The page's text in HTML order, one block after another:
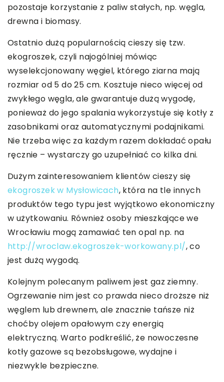
pozostaje korzystanie z paliw stałych, np. węgla,
drewna i biomasy.
Ostatnio dużą popularnością cieszy się tzw.
ekogroszek, czyli najogólniej mówiąc
wyselekcjonowany węgiel, którego ziarna mają
rozmiar od 5 do 25 cm. Kosztuje nieco więcej od
zwykłego węgla, ale gwarantuje dużą wygodę,
ponieważ do jego spalania wykorzystuje się kotły z
zasobnikami oraz automatycznymi podajnikami.
Nie trzeba więc za każdym razem dokładać opału
ręcznie – wystarczy go uzupełniać co kilka dni.
Dużym zainteresowaniem klientów cieszy się
ekogroszek w Mysłowicach, która na tle innych
produktów tego typu jest wyjątkowo ekonomiczny
w użytkowaniu. Również osoby mieszkające we
Wrocławiu mogą zamawiać ten opal np. na
http://wroclaw.ekogroszek-workowany.pl/, co
jest dużą wygodą.
Kolejnym polecanym paliwem jest gaz ziemny.
Ogrzewanie nim jest co prawda nieco droższe niż
węglem lub drewnem, ale znacznie tańsze niż
choćby olejem opałowym czy energią
elektryczną. Warto podkreślić, że nowoczesne
kotły gazowe są bezobsługowe, wydajne i
niezwykle bezpieczne.